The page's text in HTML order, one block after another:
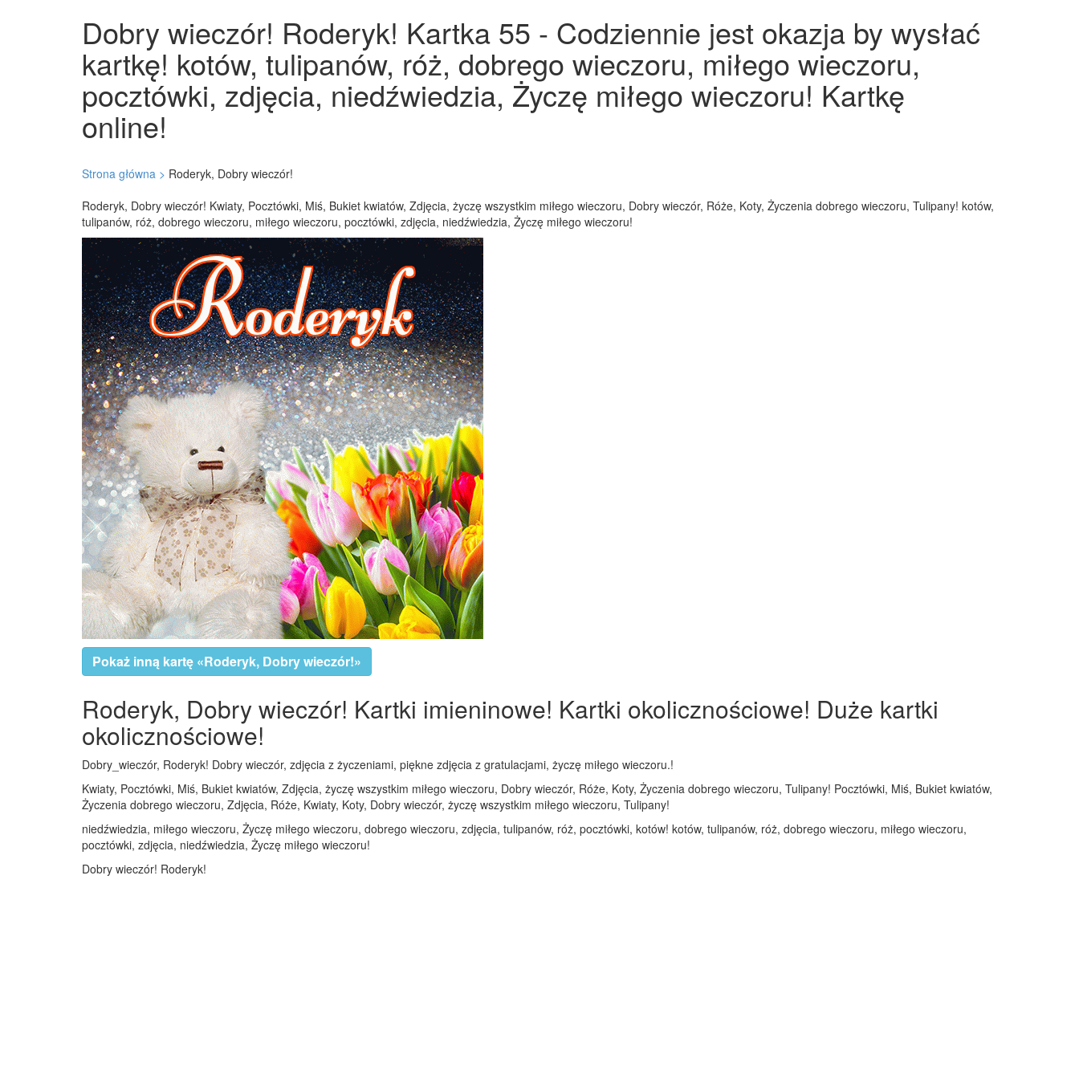
Dobry wieczór! Roderyk! Kartka 55 - Codziennie jest okazja by wysłać
kartkę! kotów, tulipanów, róż, dobrego wieczoru, miłego wieczoru,
pocztówki, zdjęcia, niedźwiedzia, Życzę miłego wieczoru! Kartkę
online!
Strona główna > Roderyk, Dobry wieczór!
Roderyk, Dobry wieczór! Kwiaty, Pocztówki, Miś, Bukiet kwiatów, Zdjęcia, życzę wszystkim miłego wieczoru, Dobry wieczór, Róże, Koty, Życzenia dobrego wieczoru, Tulipany! kotów,
tulipanów, róż, dobrego wieczoru, miłego wieczoru, pocztówki, zdjęcia, niedźwiedzia, Życzę miłego wieczoru!
Pokaż inną kartę «Roderyk, Dobry wieczór!»
Roderyk, Dobry wieczór! Kartki imieninowe! Kartki okolicznościowe! Duże kartki
okolicznościowe!
Dobry_wieczór, Roderyk! Dobry wieczór, zdjęcia z życzeniami, piękne zdjęcia z gratulacjami, życzę miłego wieczoru.!
Kwiaty, Pocztówki, Miś, Bukiet kwiatów, Zdjęcia, życzę wszystkim miłego wieczoru, Dobry wieczór, Róże, Koty, Życzenia dobrego wieczoru, Tulipany! Pocztówki, Miś, Bukiet kwiatów,
Życzenia dobrego wieczoru, Zdjęcia, Róże, Kwiaty, Koty, Dobry wieczór, życzę wszystkim miłego wieczoru, Tulipany!
niedźwiedzia, miłego wieczoru, Życzę miłego wieczoru, dobrego wieczoru, zdjęcia, tulipanów, róż, pocztówki, kotów! kotów, tulipanów, róż, dobrego wieczoru, miłego wieczoru,
pocztówki, zdjęcia, niedźwiedzia, Życzę miłego wieczoru!
Dobry wieczór! Roderyk!